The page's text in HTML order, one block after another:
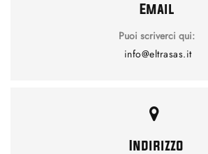
Email
Puoi scriverci qui:
info@eltrasas.it
Indirizzo